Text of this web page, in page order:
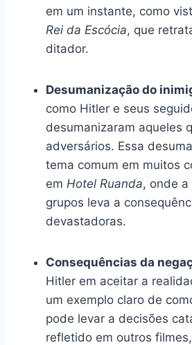
em um instante, como
Rei da Escócia, que
ditador.
Desumanização do
como Hitler e seus
desumanizaram aqueles
adversários. Essa
tema comum em muitos
em Hotel Ruanda, onde
grupos leva a
devastadoras.
Consequências da
Hitler em aceitar a
um exemplo claro de
pode levar a decisões
refletido em outros